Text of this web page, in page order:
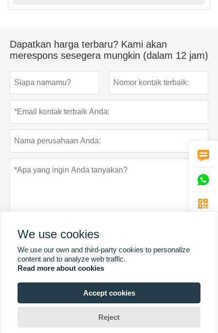
Dapatkan harga terbaru? Kami akan
merespons sesegera mungkin (dalam 12 jam)
Menyerahkan Rahasia pribadi
LEBIH BANYAK LAYANAN
Hak Cipta Oleh © Guangzhou Chunke Environmental Technology Co.



We use cookies
We use our own and third-party cookies to personalize
content and to analyze web traffic.
Read more about cookies
Accept cookies
Reject